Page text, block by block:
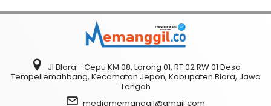
Jl Blora - Cepu KM 08, Lorong 01, RT 02 RW 01 Desa
Tempellemahbang, Kecamatan Jepon, Kabupaten Blora, Jawa
Tengah
mediamemanggil@gmail.com